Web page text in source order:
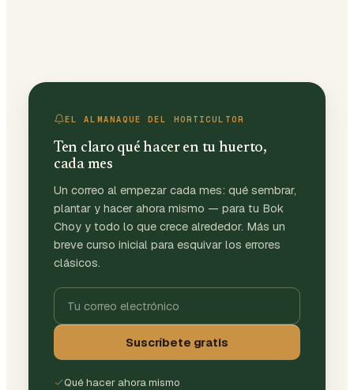
EL ALMANAQUE DEL HORTICULTOR
Ten claro qué hacer en tu huerto,
cada mes
Un correo al empezar cada mes: qué sembrar,
plantar y hacer ahora mismo — para tu Bok
Choy y todo lo que crece alrededor. Más un
breve curso inicial para esquivar los errores
clásicos.
Suscríbete gratis
Qué hacer ahora mismo